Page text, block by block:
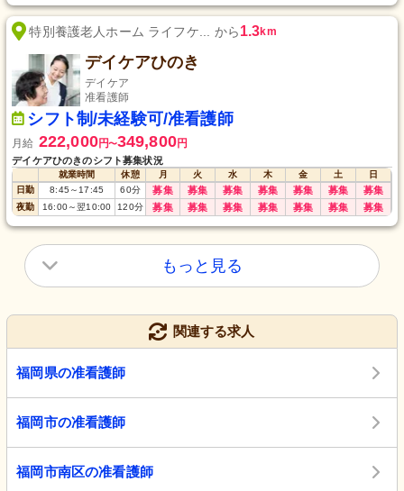
特別養護老人ホーム ライフケ... から1.3km
デイケアひのき
デイケア
准看護師
シフト制/未経験可/准看護師
月給 222,000円〜349,800円
デイケアひのきのシフト募集状況
就業時間 休憩 月 火 水 木 金 土
日
日勤
8:45 ～ 17:45 60分 募集 募集 募集 募集 募集 募集 募集
夜勤 16:00～翌10:00 120分 募集 募集 募集 募集 募集 募集 募集
もっと見る
関連する求人
福岡県の准看護師
福岡市の准看護師
福岡市南区の准看護師